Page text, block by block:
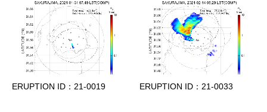
ERUPTION ID：21-0019 ERUPTION ID：21-0033